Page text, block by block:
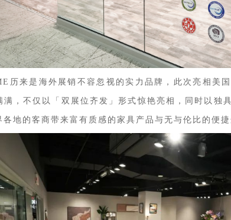
历来是海外展销不容忽视的实力品牌，此次亮相美
满，不仅以「双展位齐发」形式惊艳亮相，同时以独
各地的客商带来富有质感的家具产品与无与伦比的便捷